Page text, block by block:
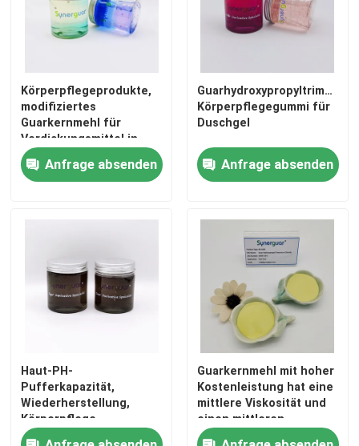
Produkte
Videos
Über uns
Werksbesichtigung
Kontakt mit uns
Fälle
Angebot anfordern
Körperpflegeprodukte,
modifiziertes
Guarkernmehl für
Verdickungsmittel in
transparenten
Formulierungen
Anfrage absenden
Körperpflegegummi für
Duschgel
Anfrage absenden
Haut-PH-
Pufferkapazität,
Wiederherstellung,
Körperpflege,
Zahnfleisch, 24 Monate
Guarkernmehl mit hoher
Kostenleistung hat eine
mittlere Viskosität und
einen mittleren
Substitutionsgrad für